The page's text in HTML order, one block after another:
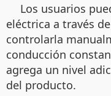
Los usuarios
eléctrica a través
controlarla
conducción
agrega un nivel
del producto.